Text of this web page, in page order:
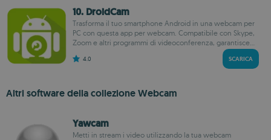
10. DroidCam
Trasforma il tuo smartphone Android in una webcam per
PC con questa app per webcam. Compatibile con Skype,
Zoom e altri programmi di videoconferenza, garantisce...
4.0 SCARICA
Altri software della collezione Webcam
Yawcam
Metti in stream i video utilizzando la tua webcam